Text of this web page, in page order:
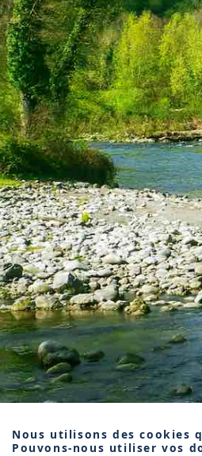
Nous utilisons des cookies
Pouvons-nous utiliser vos